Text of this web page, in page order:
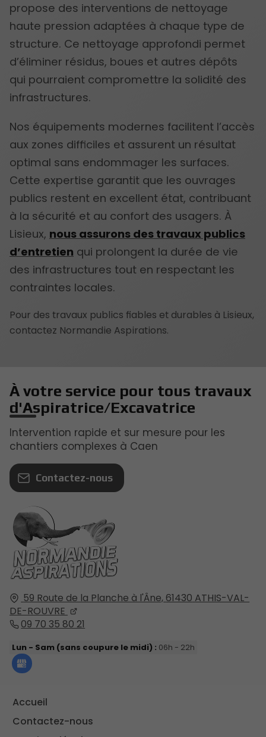
propose des interventions de nettoyage
haute pression adaptées à chaque type de
structure. Ce nettoyage approfondi permet
d’éliminer résidus, boues et autres dépôts
qui pourraient compromettre la solidité des
infrastructures.
Nos équipements modernes facilitent l’accès
aux zones difficiles et assurent un résultat
optimal sans endommager les surfaces.
Cette expertise garantit que les ouvrages
publics restent en excellent état, contribuant
à la sécurité et au confort des usagers. À
Lisieux, nous assurons des travaux publics
d’entretien qui prolongent la durée de vie
des infrastructures tout en respectant les
contraintes locales.
Pour des travaux publics fiables et durables à Lisieux,
contactez Normandie Aspirations.
59 Route de la Planche à l'Âne, 61430 ATHIS-VAL-
DE-ROUVRE
09 70 35 80 21
Lun - Sam (sans coupure le midi) : 06h - 22h
Accueil
Contactez-nous
À votre service pour tous travaux
d'Aspiratrice/Excavatrice
Intervention rapide et sur mesure pour les
chantiers complexes à Caen
Contactez-nous